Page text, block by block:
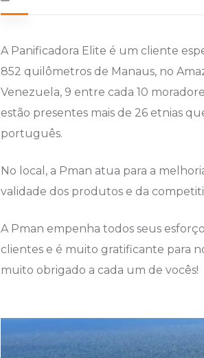
A Panificadora Elite é um cliente
852 quilômetros de Manaus, no
Venezuela, 9 entre cada 10
estão presentes mais de 26 etnias
português.
No local, a Pman atua para a
validade dos produtos e da
A Pman empenha todos seus
clientes e é muito gratificante para
muito obrigado a cada um de vocês!
de